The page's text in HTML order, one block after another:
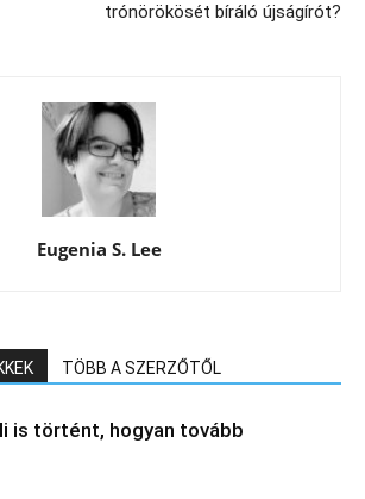
trónörökösét bíráló újságírót?
Eugenia S. Lee
TÖBB A SZERZŐTŐL
is történt, hogyan tovább